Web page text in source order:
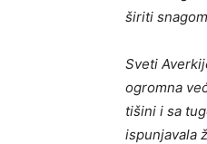
širiti
Sveti
ogromna
tišini i sa
ispunjavala